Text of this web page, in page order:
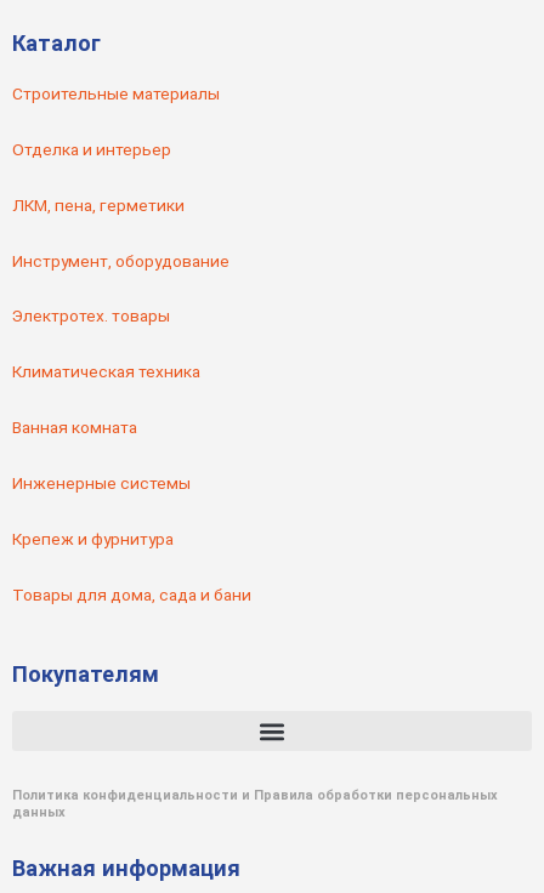
Каталог
Строительные материалы
Отделка и интерьер
ЛКМ, пена, герметики
Инструмент, оборудование
Электротех. товары
Климатическая техника
Ванная комната
Инженерные системы
Крепеж и фурнитура
Товары для дома, сада и бани
Покупателям
Политика конфиденциальности и Правила обработки персональных
данных
Важная информация